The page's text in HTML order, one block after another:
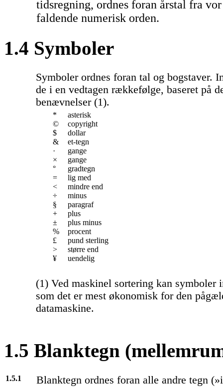
tidsregning, ordnes foran årstal fra
faldende numerisk orden.
1.4 Symboler
Symboler ordnes foran tal og bogstaver.
de i en vedtagen rækkefølge, baseret på
benævnelser (1).
*
asterisk
©
copyright
$
dollar
&
et-tegn
·
gange
×
gange
°
gradtegn
=
lig med
<
mindre end
÷
minus
§
paragraf
+
plus
±
plus minus
%
procent
£
pund sterling
>
større end
¥
uendelig
(1) Ved maskinel sortering kan symboler
som det er mest økonomisk for den
datamaskine.
1.5 Blanktegn
1.5.1
Blanktegn ordnes foran alle andre tegn